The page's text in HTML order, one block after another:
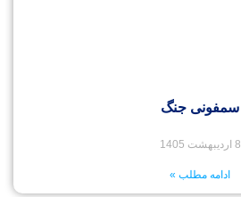
سمفونی جنگ
8 اردیبهشت 1405
ادامه مطلب »